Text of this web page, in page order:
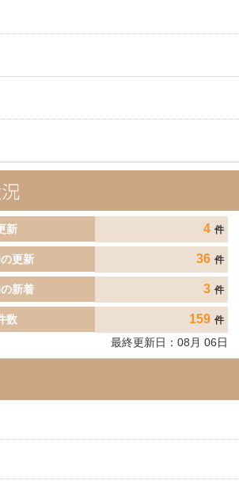
新 4 件
更新 36 件
新着 3 件
数 159 件
最終更新日： 08月 06日